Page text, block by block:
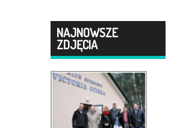
NAJNOWSZE
ZDJĘCIA